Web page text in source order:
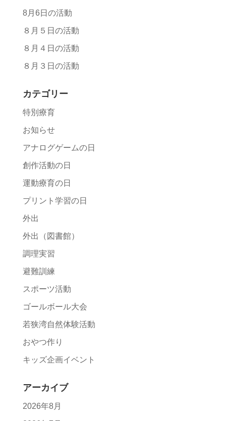
8月6日の活動
８月５日の活動
８月４日の活動
８月３日の活動
カテゴリー
特別療育
お知らせ
アナログゲームの日
創作活動の日
運動療育の日
プリント学習の日
外出
外出（図書館）
調理実習
避難訓練
スポーツ活動
ゴールボール大会
若狭湾自然体験活動
おやつ作り
キッズ企画イベント
アーカイブ
2026年8月